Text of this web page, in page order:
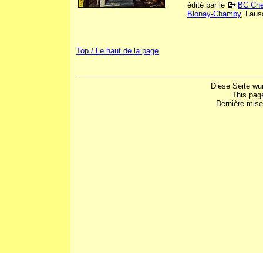
édité par le
BC
Blonay-Chamby,
Top / Le haut de la page
Diese Seite
This
Dernière